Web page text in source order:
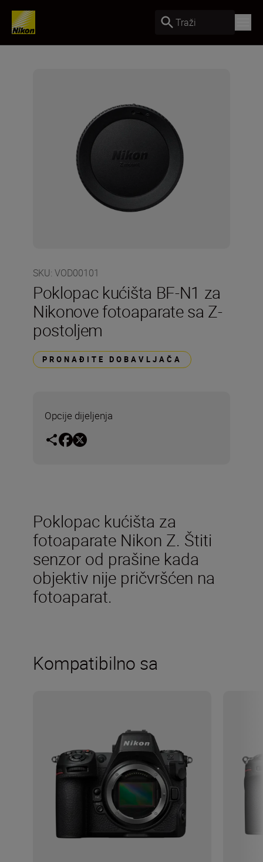
Traži
SKU: VOD00101
Poklopac kućišta BF-N1 za
Nikonove fotoaparate sa Z-
postoljem
PRONAĐITE DOBAVLJAČA
Opcije dijeljenja
Poklopac kućišta za
fotoaparate Nikon Z. Štiti
senzor od prašine kada
objektiv nije pričvršćen na
fotoaparat.
Kompatibilno sa